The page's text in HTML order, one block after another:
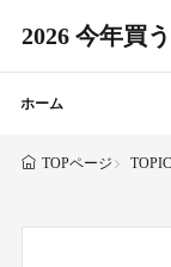
2026 今年買
ホーム
TOPページ